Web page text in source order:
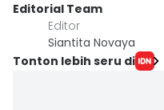
Editorial Team
Editor
Siantita Novaya
Tonton lebih seru di